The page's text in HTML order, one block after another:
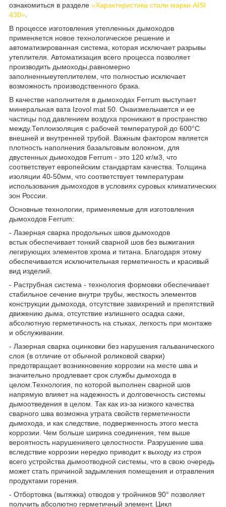
ознакомиться в разделе «Характеристика стали марки AISI
430»
В процессе изготовления утепленных дымоходов
применяется новое технологическое решение и
автоматизированная система, которая исключает разрывы
утеплителя. Автоматизация всего процесса позволяет
производить дымоходы,равномерно
заполненныеутеплителем, что полностью исключает
возможность производственного брака.
В качестве наполнителя в дымоходах Ferrum выступает
минеральная вата Іzovol mat 50. Онаизмельчается и ее
частицы под давлением воздуха проникают в пространство
между.Теплоизоляция с рабочей температурой до 600°С
внешней и внутренней трубой. Важным фактором является
плотность наполнения базальтовым волокном, для
двустенных дымоходов Ferrum - это 120 кг/м3 , что
соответствует европейским стандартам качества. Толщина
изоляции 40-50мм, что соответствует температурам
использования дымоходов в условиях суровых климатических
зон России.
Основные технологии, применяемые для изготовления
дымоходов Ferrum:
- Лазерная сварка продольных швов дымоходов
встык обеспечивает тонкий сварной шов без выжигания
легирующих элементов хрома и титана. Благодаря этому
обеспечивается исключительная герметичность и красивый
вид изделий.
- Раструбная система - технология формовки обеспечивает
стабильное сечение внутри трубы, жесткость элементов
конструкции дымохода, отсутствие завихрений и препятствий
движению дыма, отсутствие излишнего осадка сажи,
абсолютную герметичность на стыках, легкость при монтаже
и обслуживании.
- Лазерная сварка оцинковки без нарушения гальванического
слоя (в отличие от обычной роликовой сварки)
предотвращает возникновение коррозии на месте шва и
значительно продлевает срок службы дымохода в
целом.Технология, по которой выполнен сварной шов
напрямую влияет на надежность и долговечность системы
дымоотведения в целом. Так как из-за низкого качества
сварного шва возможна утрата свойств герметичности
дымохода, и как следствие, подверженность этого места
коррозии. Чем больше ширина соединения, тем выше
вероятность нарушенияего целостности. Разрушение шва
вследствие коррозии нередко приводит к выходу из строя
всего устройства дымоотводной системы, что в свою очередь
может стать причиной задымления помещения и отравления
продуктами горения.
- Отбортовка (вытяжка) отводов у тройников 90° позволяет
получить абсолютно герметичный элемент. Цикл